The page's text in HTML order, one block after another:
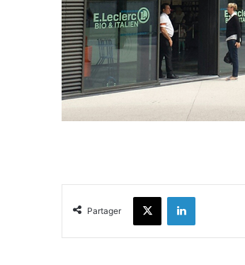
Partager
X Linkedin